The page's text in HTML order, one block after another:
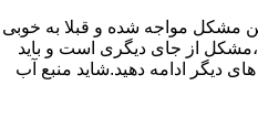
مشکل مواجه شده و قبلا به خوبی
از جای دیگری است و باید
دیگر ادامه دهید.شاید منبع آب